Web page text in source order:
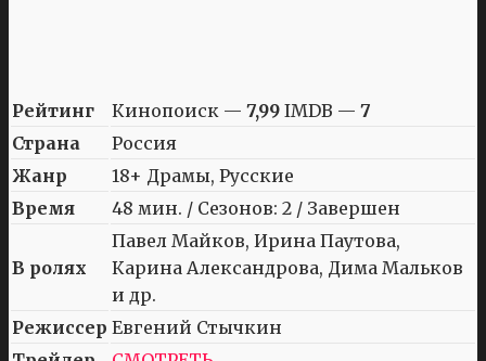
Рейтинг Кинопоиск — 7,99 IMDB — 7
Страна
Россия
Жанр
18+ Драмы, Русские
Время
48 мин. / Сезонов: 2 / Завершен
В ролях
Павел Майков, Ирина Паутова,
Карина Александрова, Дима Мальков
и др.
Режиссер Евгений Стычкин